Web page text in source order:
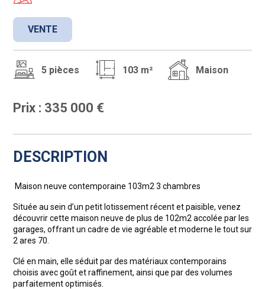
VENTE
5 pièces 103 m² Maison
Prix : 335 000 €
DESCRIPTION
Maison neuve contemporaine 103m2 3 chambres
Située au sein d’un petit lotissement récent et paisible, venez
découvrir cette maison neuve de plus de 102m2 accolée par les
garages, offrant un cadre de vie agréable et moderne le tout sur
2 ares 70.
Clé en main, elle séduit par des matériaux contemporains
choisis avec goût et raffinement, ainsi que par des volumes
parfaitement optimisés.